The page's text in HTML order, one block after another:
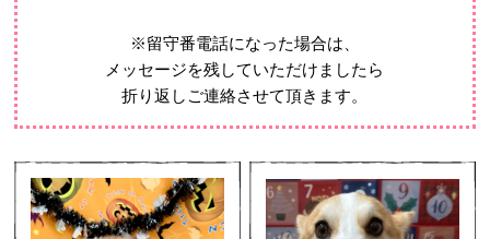
※留守番電話になった場合は、
メッセージを残していただけましたら
折り返しご連絡させて頂きます。